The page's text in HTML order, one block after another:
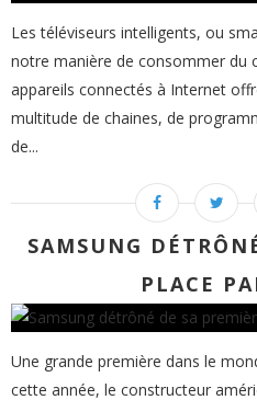
Les téléviseurs intelligents, ou
notre manière de consommer du
appareils connectés à Internet
multitude de chaines, de
de...
SAMSUNG
PLACE
Une grande première dans le
cette année, le constructeur